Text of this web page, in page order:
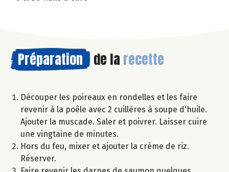
Préparation de la recette
Découper les poireaux en rondelles et les faire
revenir à la poêle avec 2 cuillères à soupe d'huile.
Ajouter la muscade. Saler et poivrer. Laisser cuire
une vingtaine de minutes.
Hors du feu, mixer et ajouter la crème de riz.
Réserver.